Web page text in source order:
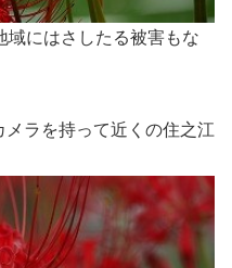
域にはさしたる被害もな
ラを持って近くの住之江